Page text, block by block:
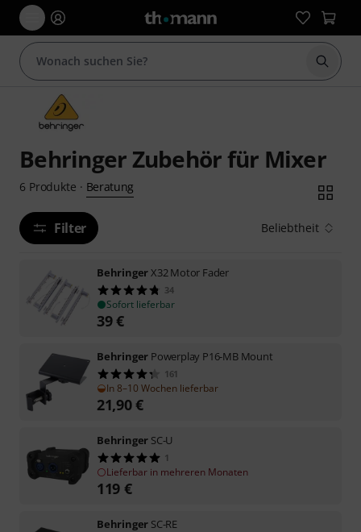
Suche
Behringer Zubehör für Mixer
6 Produkte · Beratung
Filter Beliebtheit
BehringerX32 Motor Fader
34
Sofort lieferbar
39€
Behringer Powerplay P16-MB Mount
161
In 8–10 Wochen lieferbar
21,90€
Behringer SC-U
1
Lieferbar in mehreren Monaten
119 €
Behringer SC-RE